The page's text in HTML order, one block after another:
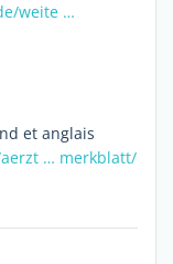
weite …
et anglais
… merkblatt/